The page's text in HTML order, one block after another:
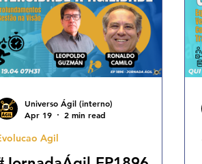
Learning Agility
Transformacao Agil Metricas KPIs
Agil
Universo Ágil (interno)
Apr 19
2 min read